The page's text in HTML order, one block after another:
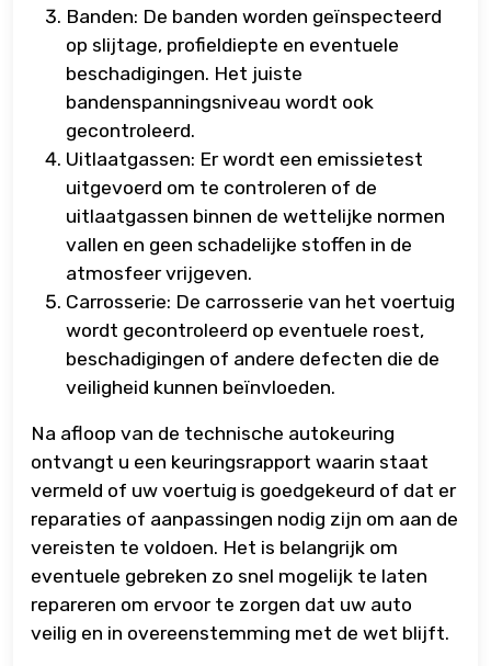
Banden: De banden worden geïnspecteerd
op slijtage, profieldiepte en eventuele
beschadigingen. Het juiste
bandenspanningsniveau wordt ook
gecontroleerd.
Uitlaatgassen: Er wordt een emissietest
uitgevoerd om te controleren of de
uitlaatgassen binnen de wettelijke normen
vallen en geen schadelijke stoffen in de
atmosfeer vrijgeven.
Carrosserie: De carrosserie van het voertuig
wordt gecontroleerd op eventuele roest,
beschadigingen of andere defecten die de
veiligheid kunnen beïnvloeden.
Na afloop van de technische autokeuring
ontvangt u een keuringsrapport waarin staat
vermeld of uw voertuig is goedgekeurd of dat er
reparaties of aanpassingen nodig zijn om aan de
vereisten te voldoen. Het is belangrijk om
eventuele gebreken zo snel mogelijk te laten
repareren om ervoor te zorgen dat uw auto
veilig en in overeenstemming met de wet blijft.